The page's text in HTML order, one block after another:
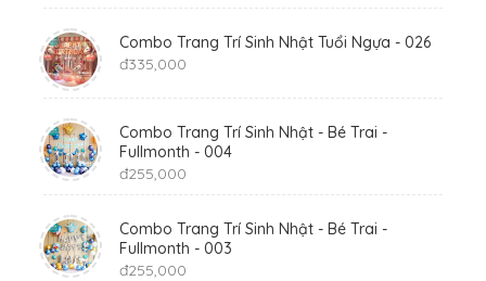
Combo Trang Trí Sinh Nhật Tuổi Ngựa - 026
đ335,000
Combo Trang Trí Sinh Nhật - Bé Trai -
Fullmonth - 004
đ255,000
Combo Trang Trí Sinh Nhật - Bé Trai -
Fullmonth - 003
đ255,000